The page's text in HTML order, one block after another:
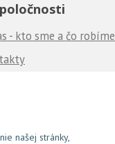
našej stránky,
- kto sme a čo